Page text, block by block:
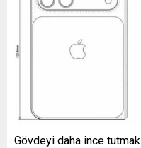
Gövdeyi daha ince